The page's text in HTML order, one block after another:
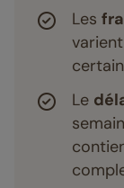
Les
Le